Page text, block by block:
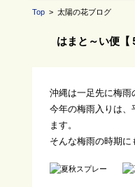
Top > 太陽の花ブログ
はまと～い便【
沖縄は一足先に梅雨
今年の梅雨入りは、
ます。
そんな梅雨の時期に